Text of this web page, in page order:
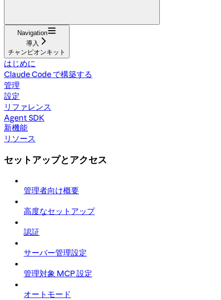
Navigation
導入
チャンピオンキット
はじめに
Claude Code で構築する
管理
設定
リファレンス
Agent SDK
新機能
リソース
セットアップとアクセス
管理者向け概要
高度なセットアップ
認証
サーバー管理設定
管理対象 MCP 設定
オートモード